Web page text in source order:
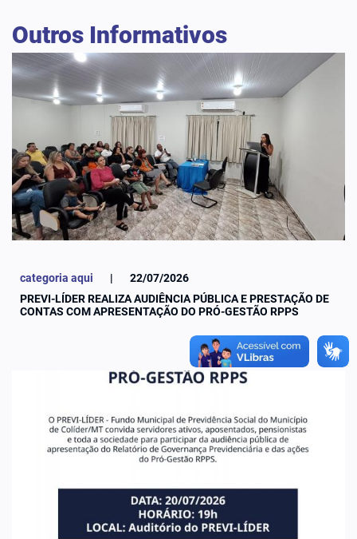
Outros Informativos
categoria aqui |
22/07/2026
PREVI-LÍDER REALIZA AUDIÊNCIA PÚBLICA E PRESTAÇÃO DE
CONTAS COM APRESENTAÇÃO DO PRÓ-GESTÃO RPPS